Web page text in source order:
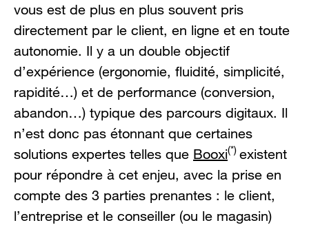
vous est de plus en plus souvent pris
directement par le client, en ligne et en toute
autonomie. Il y a un double objectif
d’expérience (ergonomie, fluidité, simplicité,
rapidité…) et de performance (conversion,
abandon…) typique des parcours digitaux. Il
n’est donc pas étonnant que certaines
solutions expertes telles que Booxi(*) existent
pour répondre à cet enjeu, avec la prise en
compte des 3 parties prenantes : le client,
l’entreprise et le conseiller (ou le magasin)